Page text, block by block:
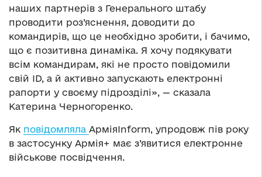
наших партнерів з Генерального штабу
проводити роз’яснення, доводити до
командирів, що це необхідно зробити, і бачимо,
що є позитивна динаміка. Я хочу подякувати
всім командирам, які не просто повідомили
свій ID, а й активно запускають електронні
рапорти у своєму підрозділі», — сказала
Катерина Черногоренко.
Як повідомляла АрміяInform, упродовж пів року
в застосунку Армія+ має з’явитися електронне
військове посвідчення.